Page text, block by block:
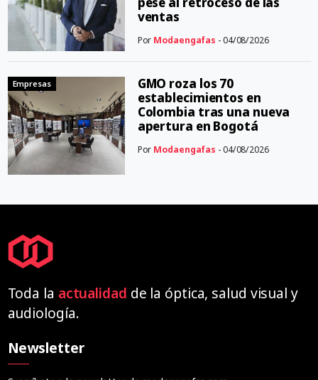
ventas
Por Modaengafas - 04/08/2026
Empresas
GMO roza los 70
establecimientos en
Colombia tras una nueva
apertura en Bogotá
Por Modaengafas - 04/08/2026
Toda la actualidad de la óptica, salud visual y
audiología.
Newsletter